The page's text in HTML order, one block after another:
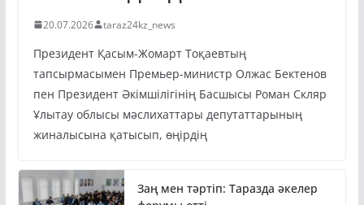
20.07.2026 taraz24kz_news
Президент Қасым-Жомарт Тоқаевтың
тапсырмасымен Премьер-министр Олжас Бектенов
пен Президент Әкімшілігінің Басшысы Роман Скляр
Ұлытау облысы мәслихаттары депутаттарының
жиналысына қатысып, өңірдің
Заң мен тәртіп: Таразда әкелер